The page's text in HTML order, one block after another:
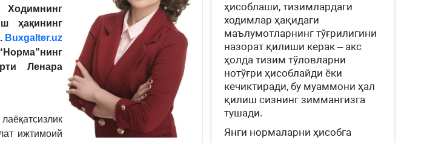
ҳақининг
Buxgalter.uz
Ленара
ижтимоий
ҳисоблаши, тизимлардаги
ходимлар ҳақидаги
маълумотларнинг тўғрилигини
назорат қилиши керак – акс
ҳолда тизим тўловларни
нотўғри ҳисоблайди ёки
кечиктиради, бу муаммони ҳал
қилиш сизнинг зиммангизга
тушади.
Янги нормаларни ҳисобга